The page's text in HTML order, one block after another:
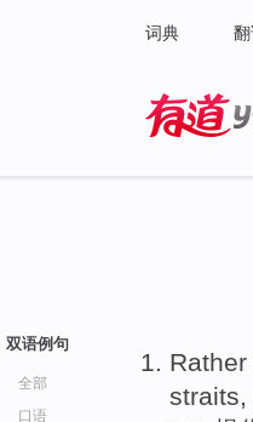
词典
双语例句
全部
口语
Rather
straits,